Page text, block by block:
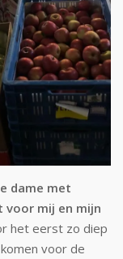
dame met
voor mij en mijn
het eerst zo diep
voor de